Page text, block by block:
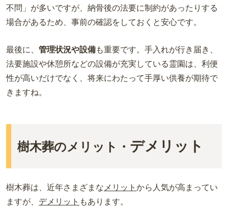
不問」が多いですが、納骨後の法要に制約があったりする
場合があるため、事前の確認をしておくと安心です。
最後に、 管理状況や設備も重要です。手入れが行き届き、
法要施設や休憩所などの設備が充実している霊園は、利便
性が高いだけでなく、将来にわたって手厚い供養が期待で
きますね。
樹木葬のメリット・ デメリット
樹木葬は、近年さまざまな メリット から人気が高まってい
ますが、 デメリット もあります。